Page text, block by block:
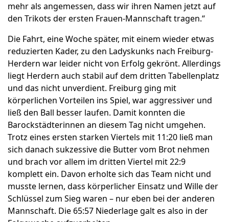
mehr als angemessen, dass wir ihren Namen jetzt auf
den Trikots der ersten Frauen-Mannschaft tragen.“
Die Fahrt, eine Woche später, mit einem wieder etwas
reduzierten Kader, zu den Ladyskunks nach Freiburg-
Herdern war leider nicht von Erfolg gekrönt. Allerdings
liegt Herdern auch stabil auf dem dritten Tabellenplatz
und das nicht unverdient. Freiburg ging mit
körperlichen Vorteilen ins Spiel, war aggressiver und
ließ den Ball besser laufen. Damit konnten die
Barockstädterinnen an diesem Tag nicht umgehen.
Trotz eines ersten starken Viertels mit 11:20 ließ man
sich danach sukzessive die Butter vom Brot nehmen
und brach vor allem im dritten Viertel mit 22:9
komplett ein. Davon erholte sich das Team nicht und
musste lernen, dass körperlicher Einsatz und Wille der
Schlüssel zum Sieg waren – nur eben bei der anderen
Mannschaft. Die 65:57 Niederlage galt es also in der